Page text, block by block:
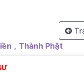
, Thành Phật